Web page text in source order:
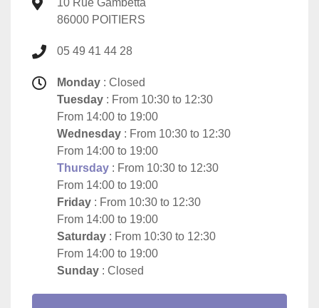
10 Rue Gambetta
86000 POITIERS
05 49 41 44 28
Monday : Closed
Tuesday : From 10:30 to 12:30
From 14:00 to 19:00
Wednesday : From 10:30 to 12:30
From 14:00 to 19:00
Thursday : From 10:30 to 12:30
From 14:00 to 19:00
Friday : From 10:30 to 12:30
From 14:00 to 19:00
Saturday : From 10:30 to 12:30
From 14:00 to 19:00
Sunday : Closed